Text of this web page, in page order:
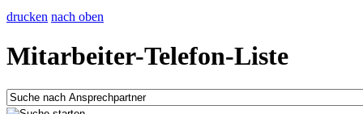
drucken nach oben
Mitarbeiter-Telefon-Liste